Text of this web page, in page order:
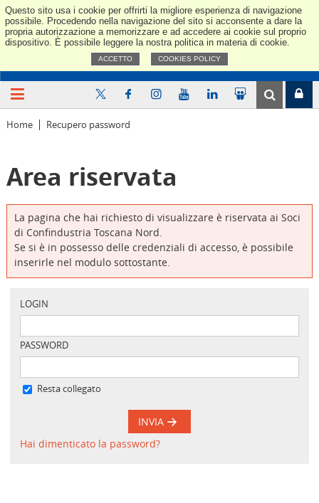
Questo sito usa i cookie per offrirti la migliore esperienza di navigazione
possibile. Procedendo nella navigazione del sito si acconsente a dare la
propria autorizzazione a memorizzare e ad accedere ai cookie sul proprio
dispositivo. È possibile leggere la nostra politica in materia di cookie.
ACCETTO COOKIES POLICY
Home Recupero password
Area riservata
La pagina che hai richiesto di visualizzare è riservata ai Soci
di Confindustria Toscana Nord.
Se si è in possesso delle credenziali di accesso, è possibile
inserirle nel modulo sottostante.
LOGIN
PASSWORD
Resta collegato
INVIA
Hai dimenticato la password?